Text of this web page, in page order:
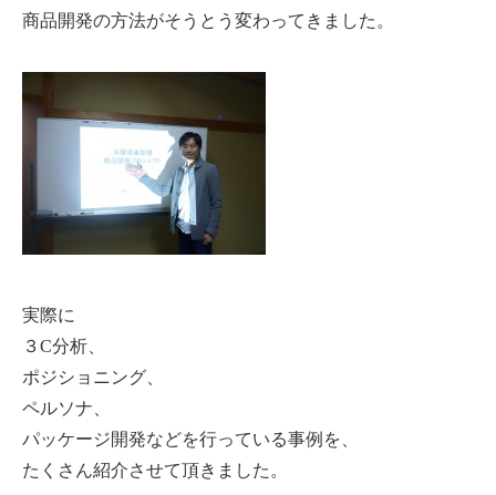
商品開発の方法がそうとう変わってきました。
実際に
３C分析、
ポジショニング、
ペルソナ、
パッケージ開発などを行っている事例を、
たくさん紹介させて頂きました。